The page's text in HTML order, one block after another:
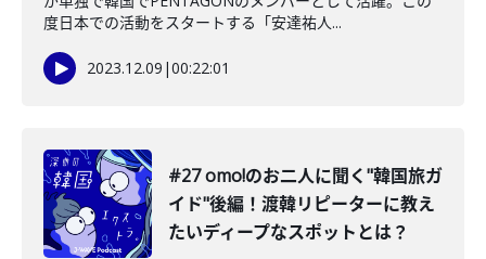
度日本での活動をスタートする「安達祐人...
2023.12.09 |00:22:01
#27 omo!のお二人に聞く"韓国旅ガ
イド"後編！渡韓リピーターに教え
たいディープなスポットとは？